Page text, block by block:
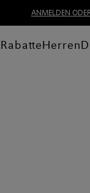
ANMELDEN
RabatteHerren